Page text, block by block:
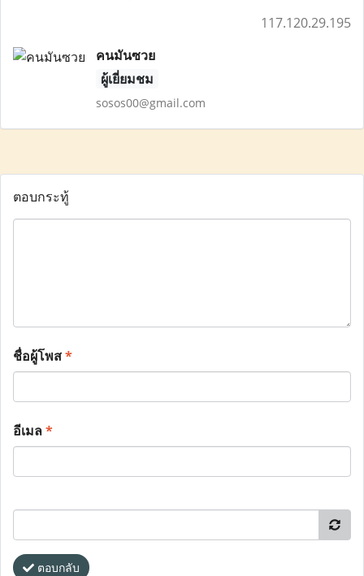
117.120.29.195
คนมันซวย
ผู้เยี่ยมชม
sosos00@gmail.com
ตอบกระทู้
ชื่อผู้โพส*
อีเมล*
ตอบกลับ